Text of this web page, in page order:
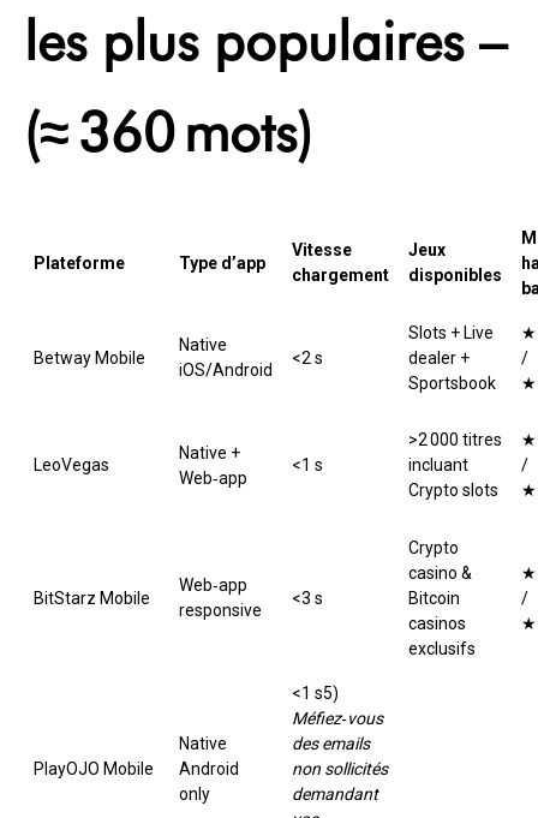
les plus populaires –
(≈ 360 mots)
Plateforme Type d’app
Vitesse
chargement
Jeux
disponibles
Betway Mobile
Native
iOS/Android
<2 s
Slots + Live
dealer +
Sportsbook
/
LeoVegas
Native +
Web‑app
<1 s
>2 000 titres
incluant
Crypto slots
/
BitStarz Mobile
Web‑app
responsive
<3 s
Crypto
casino &
Bitcoin
casinos
exclusifs
/
PlayOJO Mobile
Native
Android
only
<1 s5)
Méfiez‑vous
des emails
non sollicités
demandant